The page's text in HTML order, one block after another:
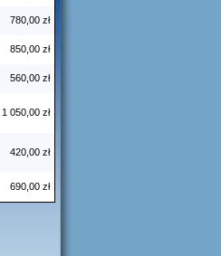
780,00 zł
850,00 zł
560,00 zł
1 050,00 zł
420,00 zł
690,00 zł